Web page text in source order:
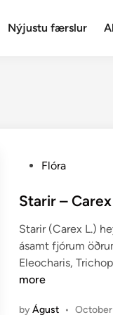
Nýjustu færslur
s
e
d
i
n
Flóra
Starir – Carex
Starir (Carex L.)
ásamt fjórum
Eleocharis,
more
byÁgust • October